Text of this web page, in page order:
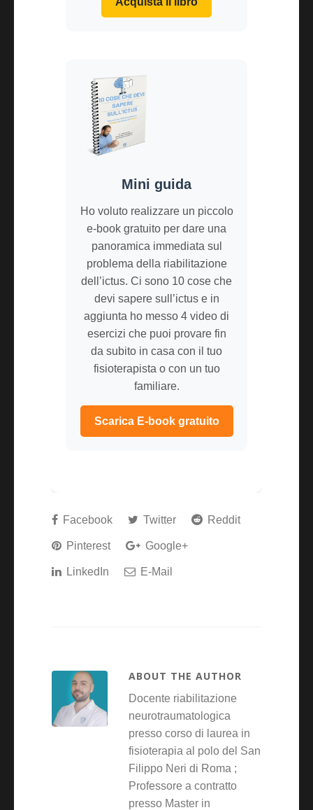
Mini guida
Ho voluto realizzare un piccolo
e-book gratuito per dare una
panoramica immediata sul
problema della riabilitazione
dell’ictus. Ci sono 10 cose che
devi sapere sull’ictus e in
aggiunta ho messo 4 video di
esercizi che puoi provare fin
da subito in casa con il tuo
fisioterapista o con un tuo
familiare.
Scarica E-book gratuito
Facebook Twitter Reddit
Pinterest Google+
LinkedIn E-Mail
ABOUT THE AUTHOR
Docente riabilitazione
neurotraumatologica
presso corso di laurea in
fisioterapia al polo del San
Filippo Neri di Roma ;
Professore a contratto
presso Master in